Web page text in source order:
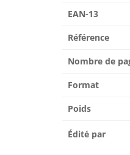
EAN-13
Référence
Nombre de
Format
Poids
Édité par